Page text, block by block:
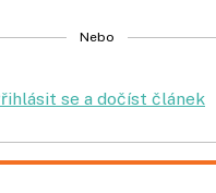
Nebo
se a dočíst článek